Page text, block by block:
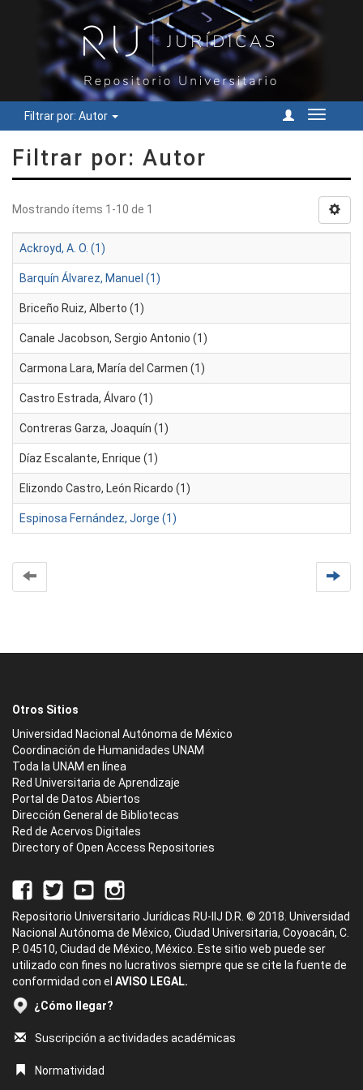
Filtrar por: Autor
Cambiar
Filtrar por: Autor
Mostrando ítems 1-10 de 1
Ackroyd, A. O. (1)
Barquín Álvarez, Manuel (1)
Briceño Ruiz, Alberto (1)
Canale Jacobson, Sergio Antonio (1)
Carmona Lara, María del Carmen (1)
Castro Estrada, Álvaro (1)
Contreras Garza, Joaquín (1)
Díaz Escalante, Enrique (1)
Elizondo Castro, León Ricardo (1)
Espinosa Fernández, Jorge (1)
Otros Sitios
Universidad Nacional Autónoma de México
Coordinación de Humanidades UNAM
Toda la UNAM en línea
Red Universitaria de Aprendizaje
Portal de Datos Abiertos
Dirección General de Bibliotecas
Red de Acervos Digitales
Directory of Open Access Repositories
Repositorio Universitario Jurídicas RU-IIJ D.R. © 2018. Universidad
Nacional Autónoma de México, Ciudad Universitaria, Coyoacán, C.
P. 04510, Ciudad de México, México. Este sitio web puede ser
utilizado con fines no lucrativos siempre que se cite la fuente de
conformidad con el AVISO LEGAL.
¿Cómo llegar?
Suscripción a actividades académicas
Normatividad